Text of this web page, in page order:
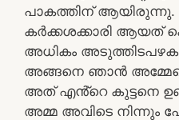
പാകത്തിന് ആയിരുന്നു.
കർക്കശക്കാരി ആയത്
അധികം
അങ്ങനെ ഞാൻ
അത് എൻ്റെ കുട്ടനെ
അമ്മ അവിടെ നിന്നും